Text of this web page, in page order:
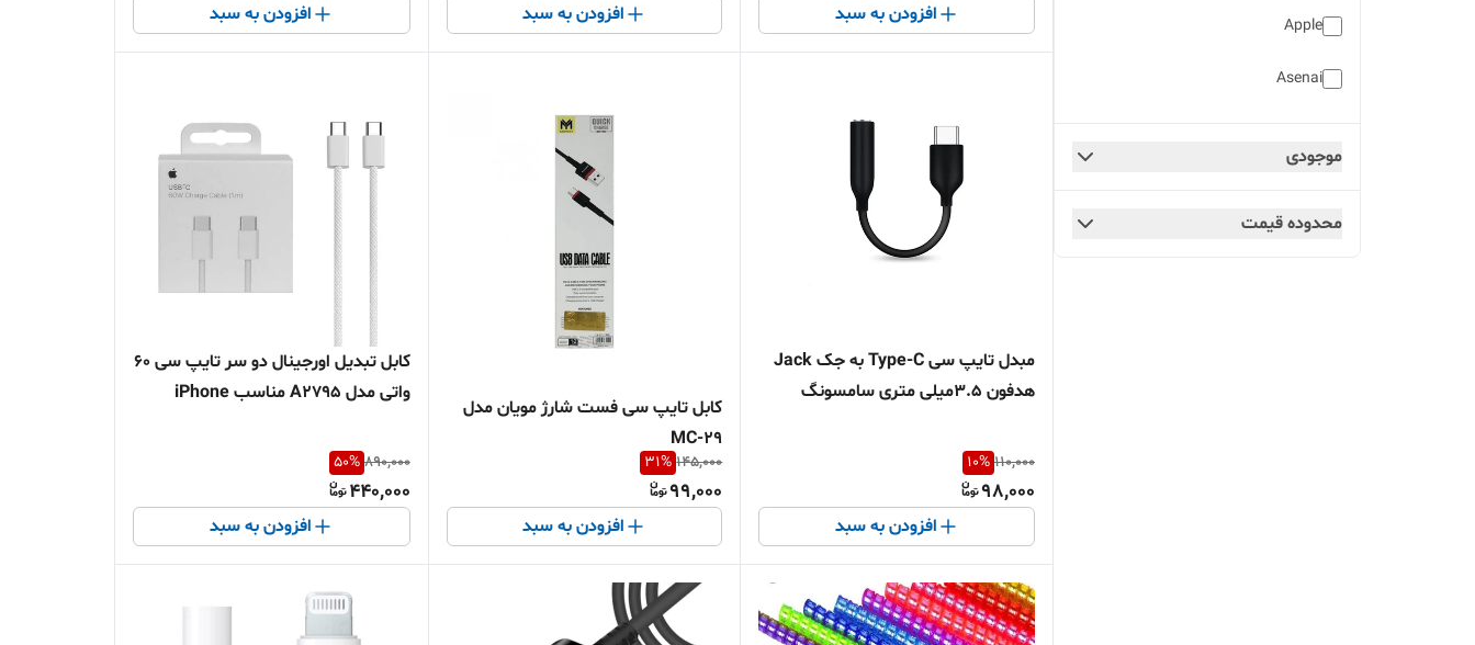
Apple
Asenai
Data plus
موجودی
محدوده قیمت
افزودن به سبد افزودن به سبد افزودن به سبد
مبدل تایپ سی Type-C به جک Jack
هدفون 3.5میلی متری سامسونگ
110,000
10%
98,000
افزودن به سبد
کابل تایپ سی فست شارژ مویان مدل
MC-29
145,000
31%
99,000
افزودن به سبد
کابل تبدیل اورجینال دو سر تایپ سی 60
واتی مدل A2795 مناسب iPhone
890,000
50%
440,000
افزودن به سبد